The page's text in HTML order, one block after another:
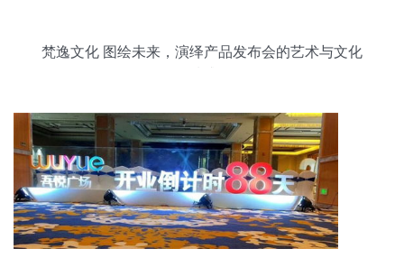
梵逸文化 图绘未来，演绎产品发布会的艺术与文化